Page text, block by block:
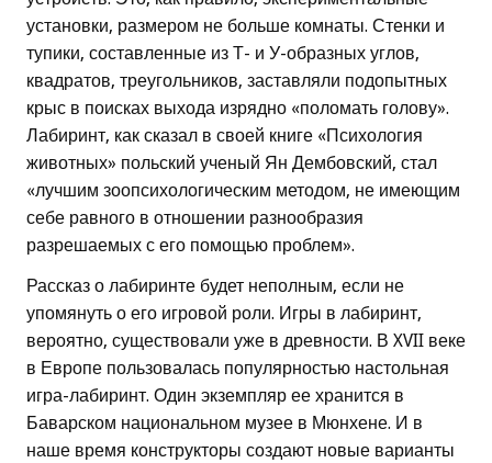
установки, размером не больше комнаты. Стенки и
тупики, составленные из Т- и У-образных углов,
квадратов, треугольников, заставляли подопытных
крыс в поисках выхода изрядно «поломать голову».
Лабиринт, как сказал в своей книге «Психология
животных» польский ученый Ян Дембовский, стал
«лучшим зоопсихологическим методом, не имеющим
себе равного в отношении разнообразия
разрешаемых с его помощью проблем».
Рассказ о лабиринте будет неполным, если не
упомянуть о его игровой роли. Игры в лабиринт,
вероятно, существовали уже в древности. В XVII веке
в Европе пользовалась популярностью настольная
игра-лабиринт. Один экземпляр ее хранится в
Баварском национальном музее в Мюнхене. И в
наше время конструкторы создают новые варианты